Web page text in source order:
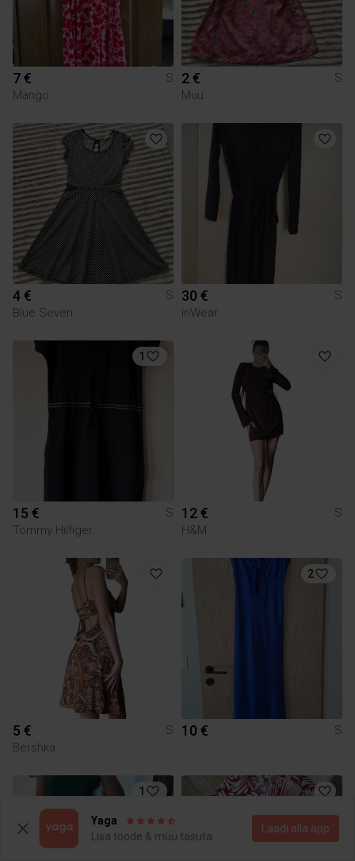
7 €
S
Mango
2 €
S
Muu
4 €
S
Blue Seven
30 €
S
inWear
1
15 €
S
Tommy Hilfiger
12 €
S
H&M
5 €
S
Bershka
2
10 € S
1
Yaga
Lisa toode & müü tasuta
Laadi alla äpp